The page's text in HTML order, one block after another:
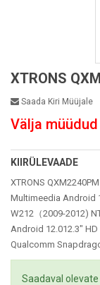
XTRONS
Saada Kiri Müüjale
Välja müüdud
KIIRÜLEVAADE
XTRONS
Multimeedia Android
W212（2009-2012)
Android 12.012.3"
Qualcomm
Saadaval